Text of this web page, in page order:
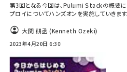
第3回となる今回は、Pulumi Stackの概要
プロイについてハンズオンを実施していきます
大関 研丞 (Kenneth Ozeki)
2023年4月20日 6:30